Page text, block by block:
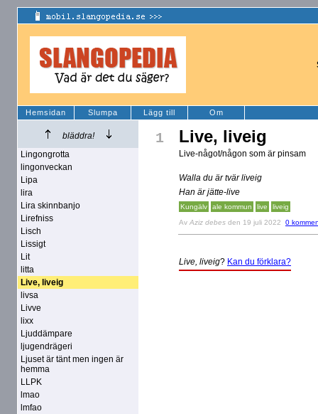
Hemsidan Slumpa Lägg till Om
bläddra!
Lingongrotta
lingonveckan
Lipa
lira
Lira skinnbanjo
Lirefniss
Lisch
Lissigt
Lit
litta
Live, liveig
livsa
Livve
lixx
Ljuddämpare
ljugendrägeri
Ljuset är tänt men ingen är
hemma
LLPK
lmao
lmfao
1 Live, liveig
Live-något/någon som är pinsam
Walla du är tvär liveig
Han är jätte-live
Kungälv ale kommun live liveig
Av Aziz debes den 19 juli 2022 0
Live, liveig? Kan du förklara?